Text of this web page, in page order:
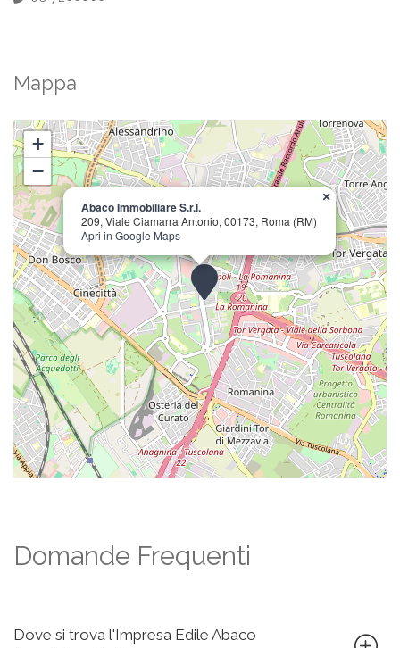
Mappa
Abaco Immobiliare S.r.l.
209, Viale Ciamarra Antonio, 00173, Roma (RM)
Apri in Google Maps
×
+
−
Domande Frequenti
Dove si trova l'Impresa Edile Abaco